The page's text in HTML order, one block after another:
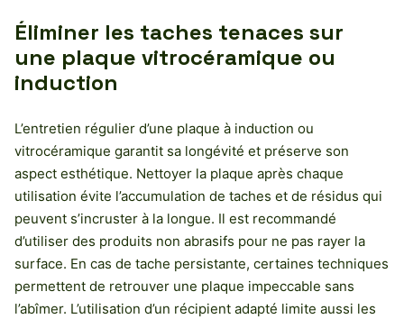
Éliminer les taches tenaces sur
une plaque vitrocéramique ou
induction
L’entretien régulier d’une plaque à induction ou
vitrocéramique garantit sa longévité et préserve son
aspect esthétique. Nettoyer la plaque après chaque
utilisation évite l’accumulation de taches et de résidus qui
peuvent s’incruster à la longue. Il est recommandé
d’utiliser des produits non abrasifs pour ne pas rayer la
surface. En cas de tache persistante, certaines techniques
permettent de retrouver une plaque impeccable sans
l’abîmer. L’utilisation d’un récipient adapté limite aussi les